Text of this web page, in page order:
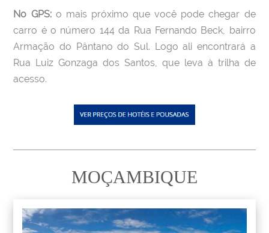
No GPS: o mais próximo que você pode chegar de
carro é o número 144 da Rua Fernando Beck, bairro
Armação do Pântano do Sul. Logo ali encontrará a
Rua Luiz Gonzaga dos Santos, que leva à trilha de
acesso.
MOÇAMBIQUE